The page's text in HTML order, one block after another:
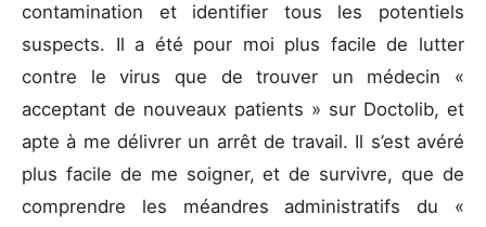
contamination et identifier tous les potentiels
suspects. Il a été pour moi plus facile de lutter
contre le virus que de trouver un médecin «
acceptant de nouveaux patients » sur Doctolib, et
apte à me délivrer un arrêt de travail. Il s’est avéré
plus facile de me soigner, et de survivre, que de
comprendre les méandres administratifs du «